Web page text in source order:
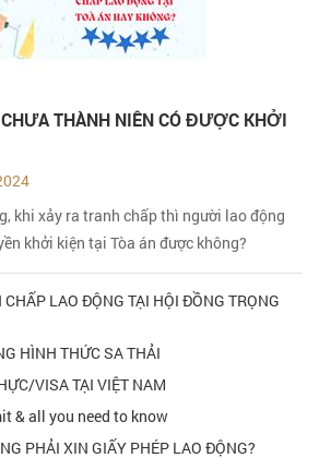
THÀNH NIÊN CÓ ĐƯỢC KHỞI
khi xảy ra tranh chấp thì người lao động
khởi kiện tại Tòa án được không?
CHẤP LAO ĐỘNG TẠI HỘI ĐỒNG TRỌNG
HÌNH THỨC SA THẢI
VISA TẠI VIỆT NAM
& all you need to know
PHẢI XIN GIẤY PHÉP LAO ĐỘNG?